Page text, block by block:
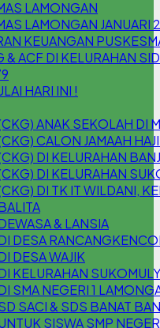
LAMONGAN
LAMONGAN JANUARI
KEUANGAN
ACF DI KELURAHAN
HARI INI !
ANAK SEKOLAH DI
CALON JAMAAH
DI KELURAHAN
DI KELURAHAN
DI TK IT WILDANI,
& LANSIA
DESA
DESA WAJIK
KELURAHAN
SMA NEGERI 1
SACI & SDS BANAT
SISWA SMP